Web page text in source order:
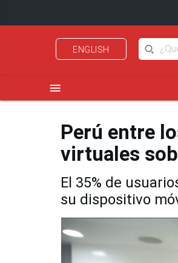
ENGLISH
menu
Perú entre
virtuales
El 35% de
su dispositivo